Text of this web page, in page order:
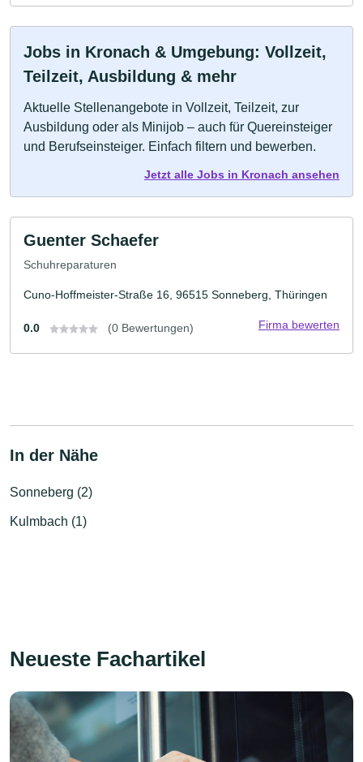
Jobs in Kronach & Umgebung: Vollzeit,
Teilzeit, Ausbildung & mehr
Aktuelle Stellenangebote in Vollzeit, Teilzeit, zur
Ausbildung oder als Minijob – auch für Quereinsteiger
und Berufseinsteiger. Einfach filtern und bewerben.
Jetzt alle Jobs in Kronach ansehen
Guenter Schaefer
Schuhreparaturen
Cuno-Hoffmeister-Straße 16, 96515 Sonneberg, Thüringen
0.0 (0 Bewertungen) Firma bewerten
In der Nähe
Sonneberg (2)
Kulmbach (1)
Neueste Fachartikel